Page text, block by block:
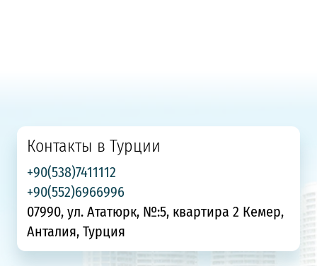
Контакты в Турции
+90(538)7411112
+90(552)6966996
07990, ул. Ататюрк, №:5, квартира 2 Кемер,
Анталия, Турция